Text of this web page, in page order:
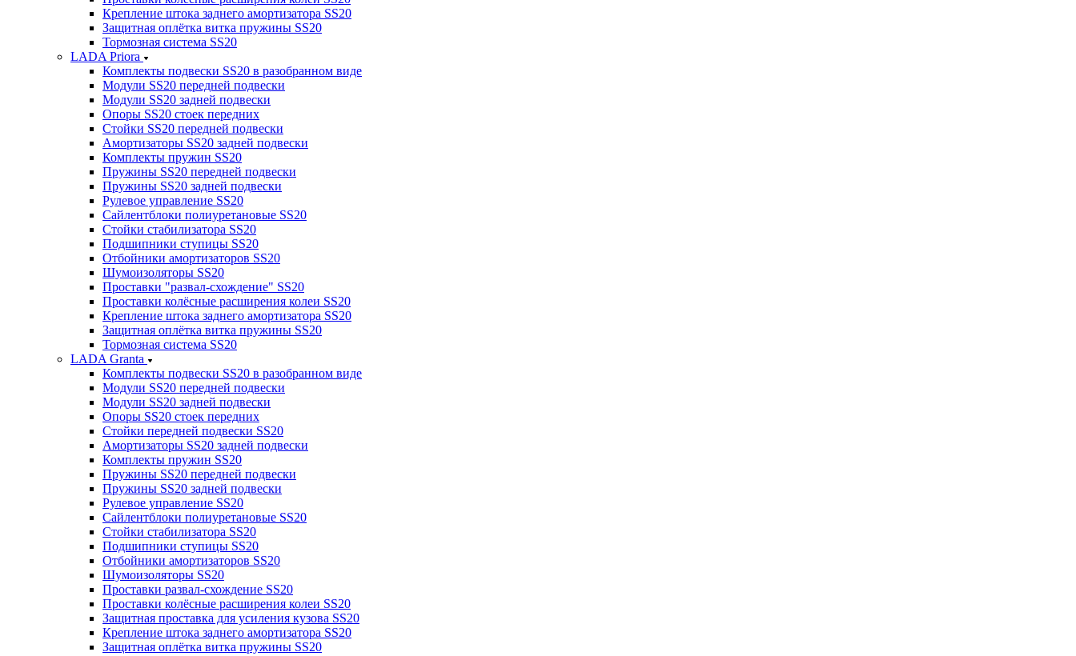
Крепление штока заднего амортизатора SS20
Защитная оплётка витка пружины SS20
Тормозная система SS20
LADA Priora
Комплекты подвески SS20 в разобранном виде
Модули SS20 передней подвески
Модули SS20 задней подвески
Опоры SS20 стоек передних
Стойки SS20 передней подвески
Амортизаторы SS20 задней подвески
Комплекты пружин SS20
Пружины SS20 передней подвески
Пружины SS20 задней подвески
Рулевое управление SS20
Сайлентблоки полиуретановые SS20
Стойки стабилизатора SS20
Подшипники ступицы SS20
Отбойники амортизаторов SS20
Шумоизоляторы SS20
Проставки "развал-схождение" SS20
Проставки колёсные расширения колеи SS20
Крепление штока заднего амортизатора SS20
Защитная оплётка витка пружины SS20
Тормозная система SS20
LADA Granta
Комплекты подвески SS20 в разобранном виде
Модули SS20 передней подвески
Модули SS20 задней подвески
Опоры SS20 стоек передних
Стойки передней подвески SS20
Амортизаторы SS20 задней подвески
Комплекты пружин SS20
Пружины SS20 передней подвески
Пружины SS20 задней подвески
Рулевое управление SS20
Сайлентблоки полиуретановые SS20
Стойки стабилизатора SS20
Подшипники ступицы SS20
Отбойники амортизаторов SS20
Шумоизоляторы SS20
Проставки развал-схождение SS20
Проставки колёсные расширения колеи SS20
Защитная проставка для усиления кузова SS20
Крепление штока заднего амортизатора SS20
Защитная оплётка витка пружины SS20